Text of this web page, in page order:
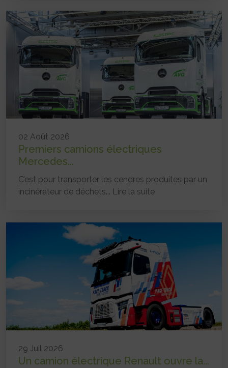
02 Août 2026
Premiers camions électriques
Mercedes...
C’est pour transporter les cendres produites par un
incinérateur de déchets... Lire la suite
29 Juil 2026
Un camion électrique Renault ouvre la...